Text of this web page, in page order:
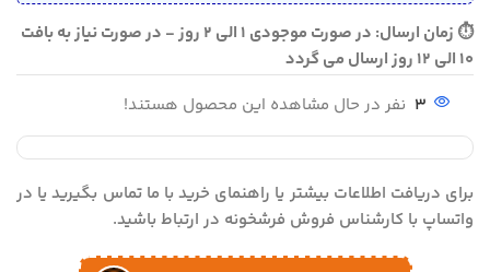
⏱ زمان ارسال: در صورت موجودی 1 الی 2 روز - در صورت نیاز به بافت
10 الی 12 روز ارسال می گردد
3 نفر در حال مشاهده این محصول هستند!
برای دریافت اطلاعات بیشتر یا راهنمای خرید با ما تماس بگیرید یا در
واتساپ با کارشناس فروش فرشخونه در ارتباط باشید.